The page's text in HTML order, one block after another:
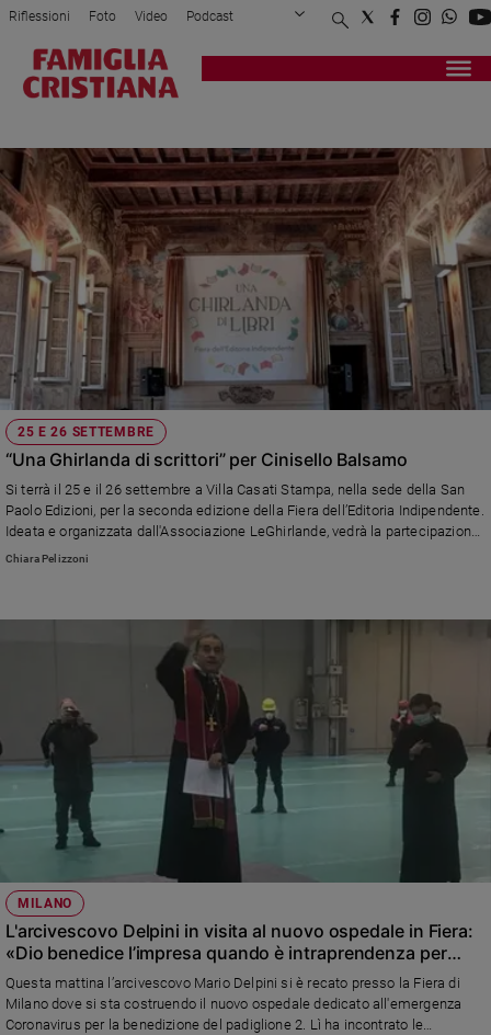
Attualità
Politica
Mondo
Economia
Legalità
giustizia
Interviste
Papa
Papa
Chiesa
Chiesa
Parola
giorno
Società
e
valori
Ambiente
e
Riflessioni Foto Video Podcast
Privacy Policy Chi siamo
Registrati Redazione
25 E 26 SETTEMBRE
“Una Ghirlanda di scrittori” per Cinisello Balsamo
Si terrà il 25 e il 26 settembre a Villa Casati Stampa, nella sede della San
Paolo Edizioni, per la seconda edizione della Fiera dell’Editoria Indipendente.
Ideata e organizzata dall'Associazione LeGhirlande, vedrà la partecipazione
di tanti big, da Beppe Severgnini ad Andrea Vitali a Laura Campanello
Chiara Pelizzoni
MILANO
L'arcivescovo Delpini in visita al nuovo ospedale in Fiera:
«Dio benedice l’impresa quando è intraprendenza per
migliorare le situazioni»
Questa mattina l’arcivescovo Mario Delpini si è recato presso la Fiera di
Milano dove si sta costruendo il nuovo ospedale dedicato all'emergenza
Coronavirus per la benedizione del padiglione 2. Lì ha incontrato le